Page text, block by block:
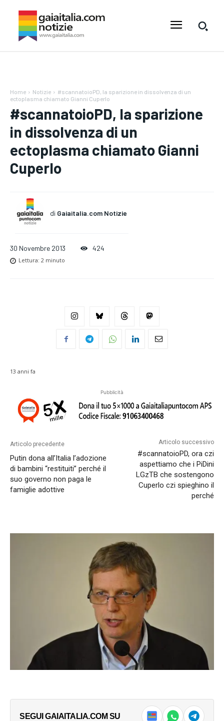
Home Notizie
#scannatoioPD, la sparizione in dissolvenza di un
ectoplasma chiamato Gianni Cuperlo
#scannatoioPD, la sparizione
in dissolvenza di un
ectoplasma chiamato Gianni
Cuperlo
di Gaiaitalia.com Notizie
30 Novembre 2013 424
Lettura: 2 minuto
13 anni fa
Pubblicità
Articolo precedente
Putin dona all’Italia l’adozione
di bambini “restituiti” perché il
suo governo non paga le
famiglie adottive
Articolo successivo
#scannatoioPD, ora czi
aspettiamo che i PiDini
LGzTB che sostengono
Cuperlo czi spieghino il
perché
SEGUI GAIAITALIA.COM SU